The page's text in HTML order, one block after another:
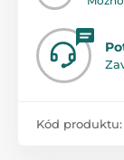
Kód produktu: